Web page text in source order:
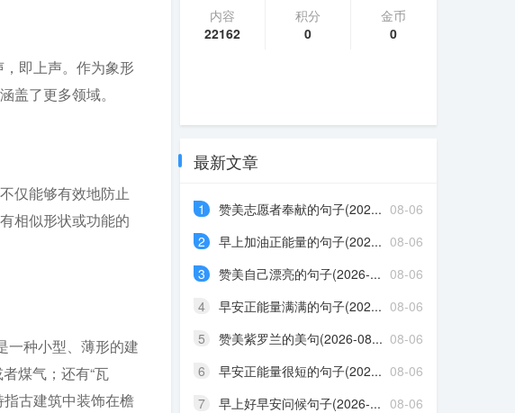
即上声。作为象形
盖了更多领域。
仅能够有效地防止
相似形状或功能的
一种小型、薄形的建
煤气；还有“瓦
古建筑中装饰在檐
内容
22162
积分
0
金币
0
最新文章
08-06
1
赞美志愿者奉献的句子(202...
08-06
2
早上加油正能量的句子(202...
08-06
3
赞美自己漂亮的句子(2026-...
08-06
4
早安正能量满满的句子(202...
08-06
5
赞美紫罗兰的美句(2026-08...
08-06
6
早安正能量很短的句子(202...
08-06
7
早上好早安问候句子(2026-...